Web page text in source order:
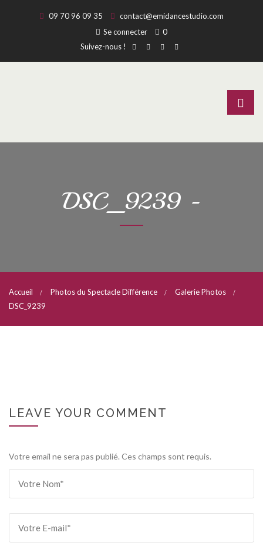
09 70 96 09 35
contact@emidancestudio.com
Se connecter
0
Suivez-nous !
DSC_9239 -
Accueil Photos du Spectacle Différence
Galerie Photos
DSC_9239
LEAVE YOUR COMMENT
Votre email ne sera pas publié. Ces champs sont requis.